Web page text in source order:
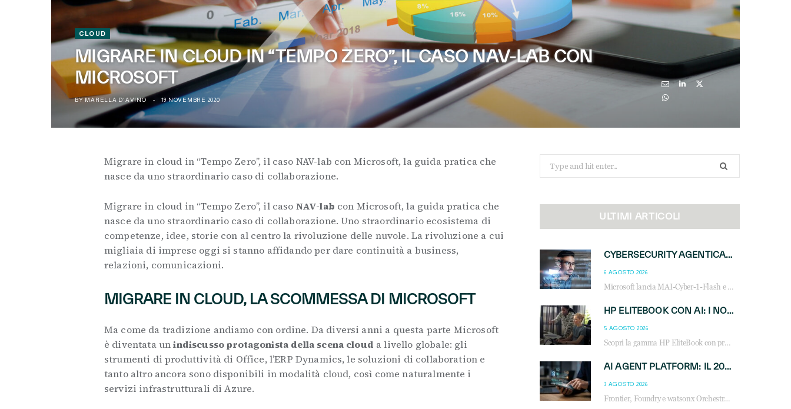
CLOUD
MIGRARE IN CLOUD IN “TEMPO ZERO”, IL CASO NAV-LAB CON
MICROSOFT
BY MARELLA D'AVINO 19 NOVEMBRE 2020
Migrare in cloud in “Tempo Zero”, il caso NAV-lab con Microsoft, la guida pratica che
nasce da uno straordinario caso di collaborazione.
Migrare in cloud in “Tempo Zero”, il caso NAV-lab con Microsoft, la guida pratica che
nasce da uno straordinario caso di collaborazione. Uno straordinario ecosistema di
competenze, idee, storie con al centro la rivoluzione delle nuvole. La rivoluzione a cui
migliaia di imprese oggi si stanno affidando per dare continuità a business,
relazioni, comunicazioni.
MIGRARE IN CLOUD, LA SCOMMESSA DI MICROSOFT
Ma come da tradizione andiamo con ordine. Da diversi anni a questa parte Microsoft
è diventata unindiscusso protagonista della scena cloud a livello globale: gli
strumenti di produttività di Office, l’ERP Dynamics, le soluzioni di collaboration e
tanto altro ancora sono disponibili in modalità cloud, così come naturalmente i
servizi infrastrutturali di Azure.
for:
ULTIMI ARTICOLI
CYBERSECURITY AGENTICA: CON PERCEPTION E MAI-CYBER-1-FLASH MICROSOFT APRE NUOVI SERVIZI PER IL CANALE
6 AGOSTO 2026
Microsoft lancia MAI-Cyber-1-Flash e Perception: cybersecurity agentica in preview dal 3 novembre. Cosa cambia per MSP, system integrator e reseller.
HP ELITEBOOK CON AI: I NOTEBOOK BUSINESS INTELLIGENTI CHE TRASFORMANO PRODUTTIVITÀ, SICUREZZA E LAVORO IBRIDO
5 AGOSTO 2026
Scopri la gamma HP EliteBook con processori Intel® Core™ Ultra e AMD Ryzen™ AI. Notebook business progettati per aumentare la produttività, migliorare la collaborazione e garantire sicurezza avanzata in ufficio e in mobilità.
AI AGENT PLATFORM: IL 2026 È L’ANNO DEL «SISTEMA OPERATIVO» PER GLI AGENTI AZIENDALI
3 AGOSTO 2026
Frontier, Foundry e watsonx Orchestrate: la guerra delle piattaforme AI agent ridisegna il mercato IT. Cosa cambia per reseller, MSP e system integrator.